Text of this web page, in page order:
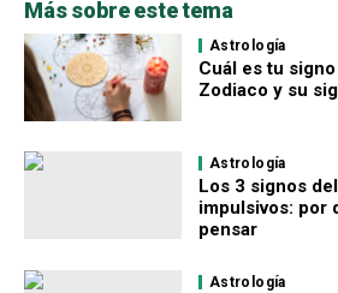
Más sobre este tema
Astrología
Cuál es tu
Zodiaco y su
Astrología
Los 3 signos
impulsivos: por
pensar
Astrología